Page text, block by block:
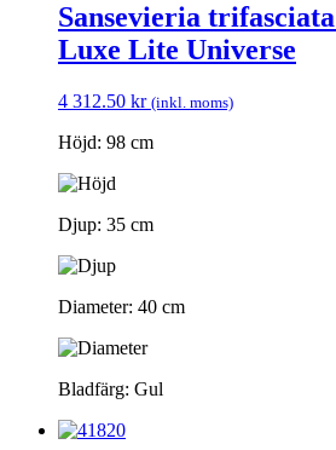
Sansevieria
Luxe Lite Universe
4 312.50 kr (inkl. moms)
Höjd: 98 cm
Djup: 35 cm
Diameter: 40 cm
Bladfärg: Gul